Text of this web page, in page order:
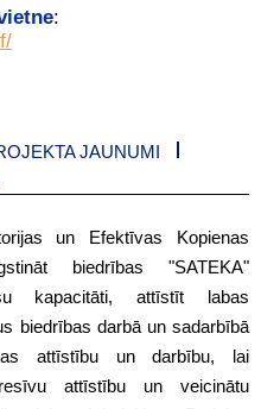
:
JAUNUMI
un Efektīvas Kopienas
biedrības "SATEKA"
kapacitāti, attīstīt labas
biedrības darbā un sadarbībā
attīstību un darbību, lai
attīstību un veicinātu